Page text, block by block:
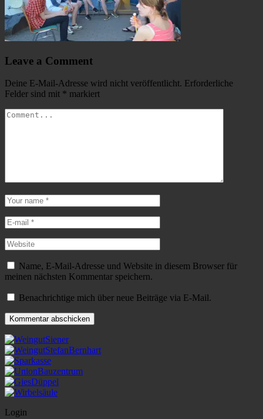
Leave a Comment
Deine E-Mail-Adresse wird nicht veröffentlicht. Erforderliche
Felder sind mit * markiert
Name, E-Mail-Adresse und Website in diesem Browser für
meinen nächsten Kommentar speichern.
Benachrichtige mich über neue Beiträge via E-Mail.
Login